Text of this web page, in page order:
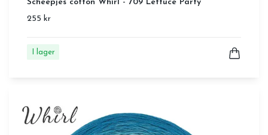
Scheepjes cotton Whirl - 709 Lettuce Party
255 kr
I lager